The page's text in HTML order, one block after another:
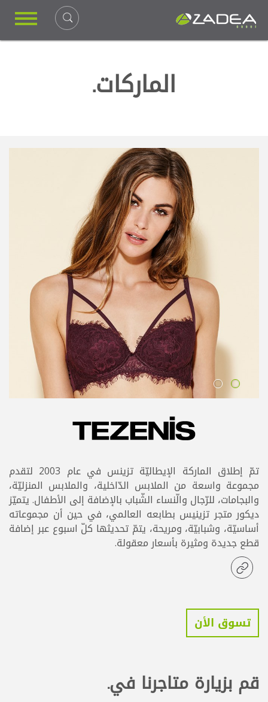
الماركات.
تمّ إطلاق الماركة الإيطاليّة تزينس في عام 2003 لتقدم
مجموعة واسعة من الملابس الدّاخلية، والملابس المنزليّة،
والبجامات، للرّجال والّنساء الشّباب بالإضافة إلى الأطفال. يتميّز
ديكور متجر تزينيس بطابعه العالمي، في حين أن مجموعاته
أساسيّة، وشبابيّة، ومريحة، يتمّ تحديثها كلّ اسبوع عبر إضافة
قطع جديدة ومثيرة بأسعار معقولة.
تسوق الأن
قم بزيارة متاجرنا في.